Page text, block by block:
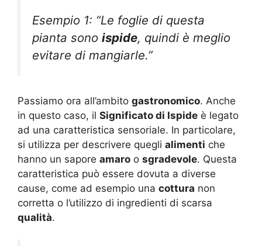
Esempio 1: “Le foglie di questa
pianta sono ispide, quindi è meglio
evitare di mangiarle.”
Passiamo ora all’ambito gastronomico. Anche
in questo caso, il Significato di Ispide è legato
ad una caratteristica sensoriale. In particolare,
si utilizza per descrivere quegli alimenti che
hanno un sapore amaro o sgradevole. Questa
caratteristica può essere dovuta a diverse
cause, come ad esempio una cottura non
corretta o l’utilizzo di ingredienti di scarsa
qualità.